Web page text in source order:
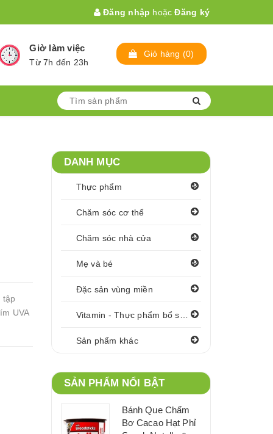
Đăng nhập hoặc Đăng ký
Giờ làm việc
Từ 7h đến 23h
Giỏ hàng (0)
tập
UVA
DANH MỤC
Thực phẩm
Chăm sóc cơ thể
Chăm sóc nhà cửa
Mẹ và bé
Đặc sản vùng miền
Sản phẩm khác
SẢN PHẨM NỔI BẬT
Bánh Que Chấm
Bơ Cacao Hạt Phỉ